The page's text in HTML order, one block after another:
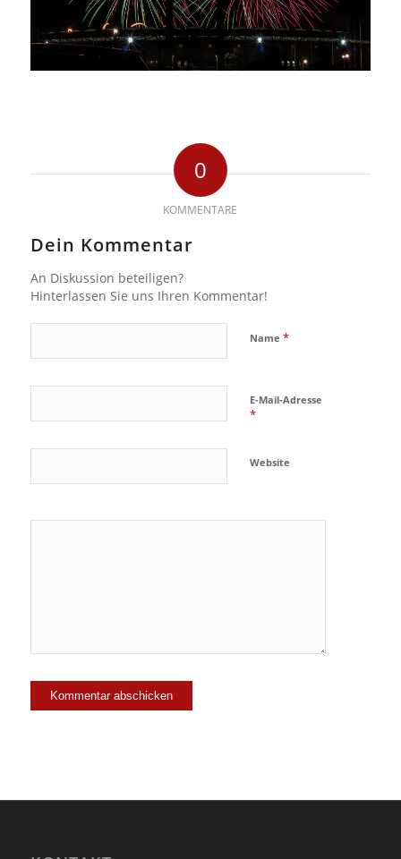
0
KOMMENTARE
Dein Kommentar
An Diskussion beteiligen?
Hinterlassen Sie uns Ihren Kommentar!
Name *
E-Mail-Adresse
*
Website